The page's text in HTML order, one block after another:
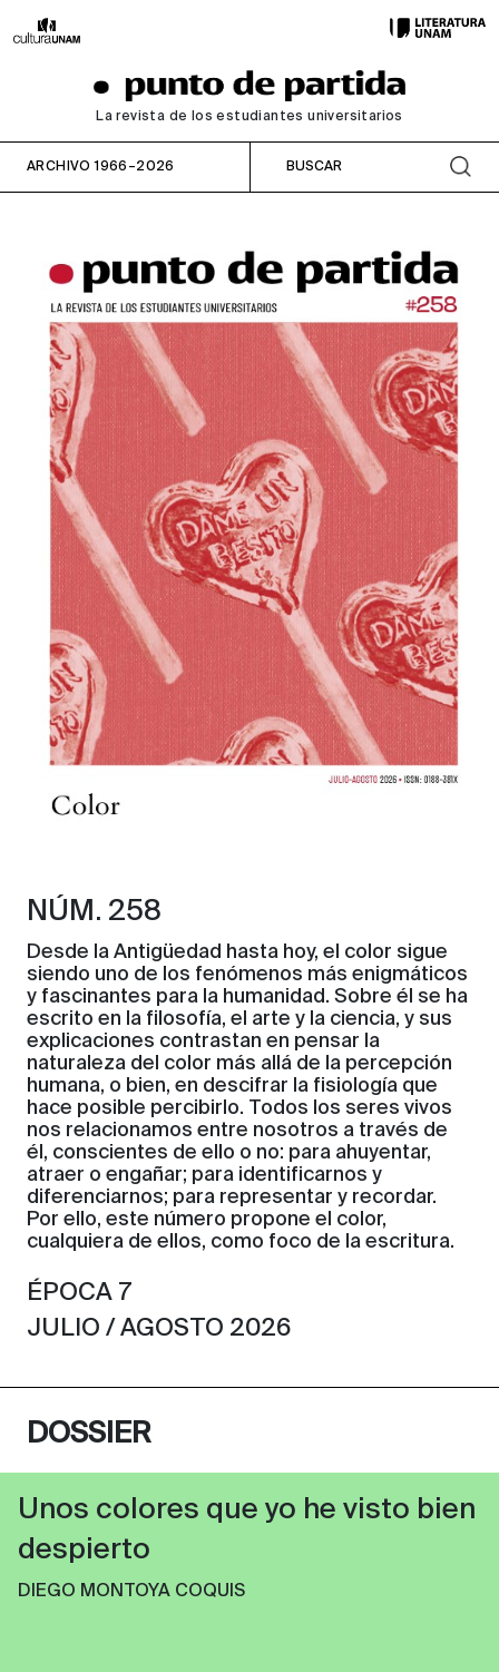
La revista de los estudiantes universitarios
ARCHIVO 1966–2026
NÚM. 258
Desde la Antigüedad hasta hoy, el color sigue
siendo uno de los fenómenos más enigmáticos
y fascinantes para la humanidad. Sobre él se ha
escrito en la filosofía, el arte y la ciencia, y sus
explicaciones contrastan en pensar la
naturaleza del color más allá de la percepción
humana, o bien, en descifrar la fisiología que
hace posible percibirlo. Todos los seres vivos
nos relacionamos entre nosotros a través de
él, conscientes de ello o no: para ahuyentar,
atraer o engañar; para identificarnos y
diferenciarnos; para representar y recordar.
Por ello, este número propone el color,
cualquiera de ellos, como foco de la escritura.
ÉPOCA 7
JULIO / AGOSTO 2026
DOSSIER
Unos colores que yo he visto bien
despierto
DIEGO MONTOYA COQUIS